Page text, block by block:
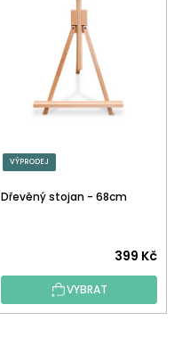
VÝPRODEJ
Dřevěný stojan - 68cm
399 Kč
VYBRAT